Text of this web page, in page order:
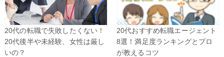
20代の転職で失敗したくない！
20代後半や未経験、女性は厳し
いの？
20代おすすめ転職エージェント
8選！満足度ランキングとプロ
が教えるコツ